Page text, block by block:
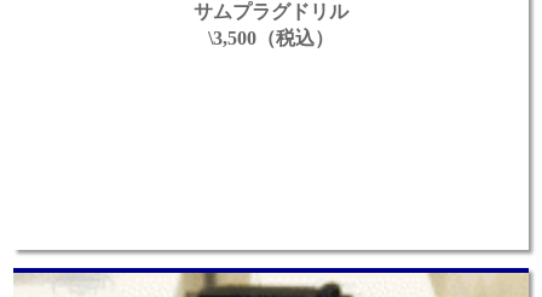
サムプラグドリル
\3,500（税込）